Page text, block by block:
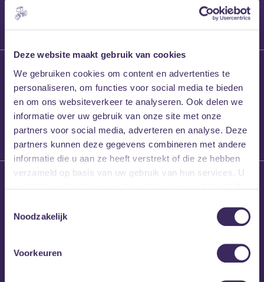
Deze website maakt gebruik van cookies
We gebruiken cookies om content en advertenties te
personaliseren, om functies voor social media te bieden
en om ons websiteverkeer te analyseren. Ook delen we
informatie over uw gebruik van onze site met onze
partners voor social media, adverteren en analyse. Deze
partners kunnen deze gegevens combineren met andere
informatie die u aan ze heeft verstrekt of die ze hebben
verzameld op basis van uw gebruik van hun services. U
Noodzakelijk
Voorkeuren
27 maart 2026
Willem’s Blog:
Frans Kalf
26 maart 2026